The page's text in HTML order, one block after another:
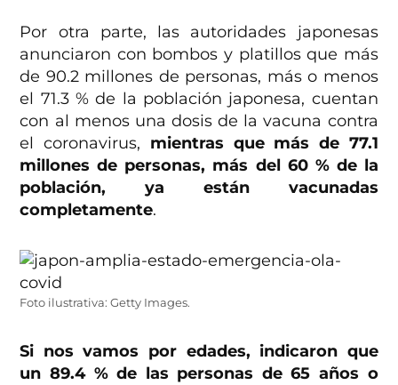
Por otra parte, las autoridades japonesas
anunciaron con bombos y platillos que más
de 90.2 millones de personas, más o menos
el 71.3 % de la población japonesa, cuentan
con al menos una dosis de la vacuna contra
el coronavirus, mientras que más de 77.1
millones de personas, más del 60 % de la
población, ya están vacunadas
completamente.
Foto ilustrativa: Getty Images.
Si nos vamos por edades, indicaron que
un 89.4 % de las personas de 65 años o